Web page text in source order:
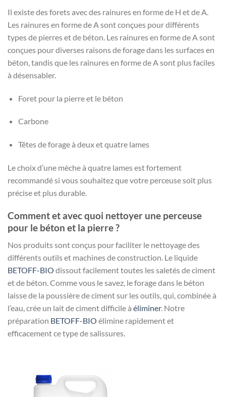
Il existe des forets avec des rainures en forme de H et de A.
Les rainures en forme de A sont conçues pour différents
types de pierres et de béton. Les rainures en forme de A sont
conçues pour diverses raisons de forage dans les surfaces en
béton, tandis que les rainures en forme de A sont plus faciles
à désensabler.
Foret pour la pierre et le béton
Carbone
Têtes de forage à deux et quatre lames
Le choix d’une mèche à quatre lames est fortement
recommandé si vous souhaitez que votre perceuse soit plus
précise et plus durable.
Comment et avec quoi nettoyer une perceuse
pour le béton et la pierre ?
Nos produits sont conçus pour faciliter le nettoyage des
différents outils et machines de construction. Le liquide
BETOFF-BIO dissout facilement toutes les saletés de ciment
et de béton. Comme vous le savez, le forage dans le béton
laisse de la poussière de ciment sur les outils, qui, combinée à
l’eau, crée un lait de ciment difficile à éliminer. Notre
préparation BETOFF-BIO élimine rapidement et
efficacement ce type de salissures.